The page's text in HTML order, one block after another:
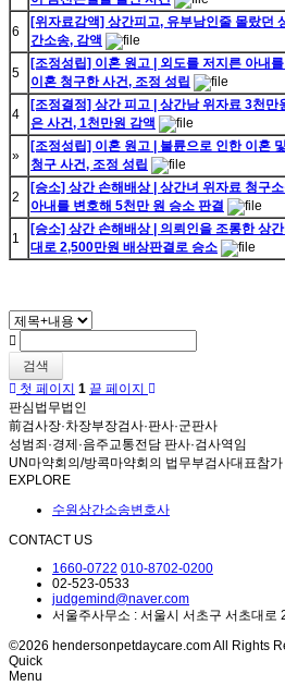
6
[위자료감액] 상간피고, 유부남인줄 몰랐던
간소송, 감액
5
[조정성립] 이혼 원고 | 외도를 저지른 아내
이혼 청구한 사건, 조정 성립
4
[조정결정] 상간 피고 | 상간남 위자료 3천만
은 사건, 1천만원 감액
»
[조정성립] 이혼 원고 | 불륜으로 인한 이혼
청구 사건, 조정 성립
2
[승소] 상간 손해배상 | 상간녀 위자료 청구
아내를 변호해 5천만 원 승소 판결
1
[승소] 상간 손해배상 | 의뢰인을 조롱한 상
대로 2,500만원 배상판결로 승소
검색
첫 페이지 1 끝 페이지
판심법무법인
前검사장·차장부장검사·판사·군판사
성범죄·경제·음주교통전담 판사·검사역임
UN마약회의/방콕마약회의 법무부검사대표참가
EXPLORE
수원상간소송변호사
CONTACT US
1660-0722 010-8702-0200
02-523-0533
judgemind@naver.com
서울주사무소 : 서울시 서초구 서초대로
©2026 hendersonpetdaycare.com All Rights
Quick
Menu